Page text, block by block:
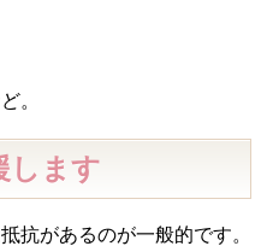
。
します
抗があるのが一般的です。